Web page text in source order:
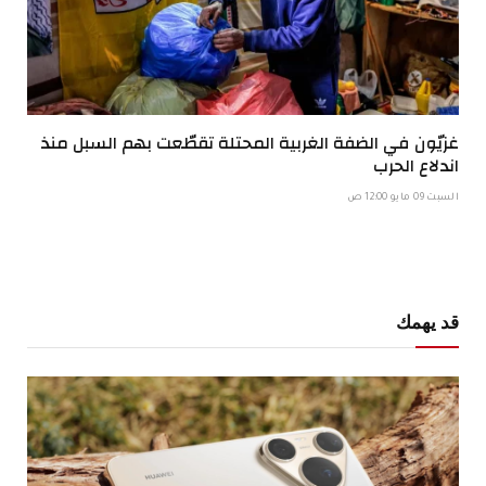
غزيّون في الضفة الغربية المحتلة تقطّعت بهم السبل منذ
اندلاع الحرب
السبت 09 مايو 12:00 ص
قد يهمك